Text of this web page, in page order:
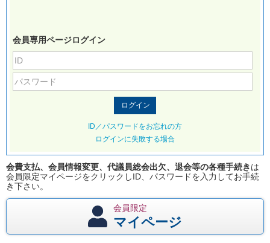
会員専用ページログイン
ID／パスワードをお忘れの方
ログインに失敗する場合
会費支払、会員情報変更、代議員総会出欠、退会等の各種手続きは
会員限定マイページをクリックしID、パスワードを入力してお手続
き下さい。
会員限定
マイページ